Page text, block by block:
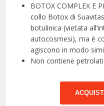
BOTOX COMPLEX E
collo Botox di
botulinica (vietata
autocosmesi), ma è
agiscono in modo
Non contiene petrolati